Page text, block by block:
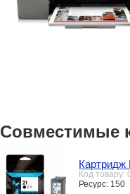
Совместимые
Картридж
Код товару:
Ресурс: 150